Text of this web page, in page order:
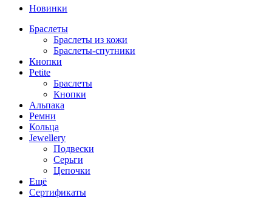
Новинки
Браслеты
Браслеты из кожи
Браслеты-спутники
Кнопки
Petite
Браслеты
Кнопки
Альпака
Ремни
Кольца
Jewellery
Подвески
Серьги
Цепочки
Ещё
Сертификаты